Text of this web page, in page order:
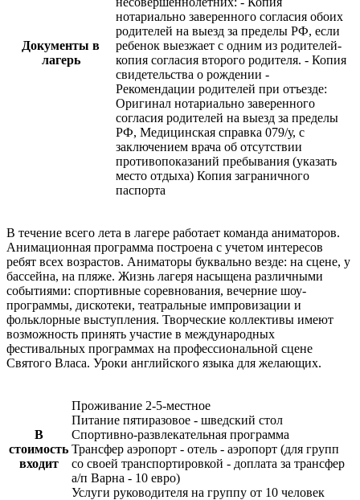
Документы в
лагерь
нотариально заверенного согласия обоих
родителей на выезд за пределы РФ, если
ребенок выезжает с одним из родителей-
копия согласия второго родителя. - Копия
свидетельства о рождении -
Рекомендации родителей при отъезде:
Оригинал нотариально заверенного
согласия родителей на выезд за пределы
РФ, Медицинская справка 079/у, с
заключением врача об отсутствии
противопоказаний пребывания (указать
место отдыха) Копия заграничного
паспорта
В течение всего лета в лагере работает команда аниматоров.
Анимационная программа построена с учетом интересов
ребят всех возрастов. Аниматоры буквально везде: на сцене, у
бассейна, на пляже. Жизнь лагеря насыщена различными
событиями: спортивные соревнования, вечерние шоу-
программы, дискотеки, театральные импровизации и
фольклорные выступления. Творческие коллективы имеют
возможность принять участие в международных
фестивальных программах на профессиональной сцене
Святого Власа. Уроки английского языка для желающих.
В
стоимость
входит
Проживание 2-5-местное
Питание пятиразовое - шведский стол
Спортивно-развлекательная программа
Трансфер аэропорт - отель - аэропорт (для групп
со своей транспортировкой - доплата за трансфер
а/п Варна - 10 евро)
Услуги руководителя на группу от 10 человек